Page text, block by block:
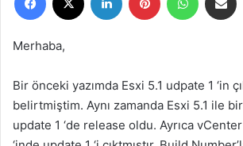
-
t
a
g
Merhaba,
Bir önceki yazımda Esxi 5.1 udpate 1 ‘in
belirtmiştim. Aynı zamanda Esxi 5.1 ile
update 1 ‘de release oldu. Ayrıca